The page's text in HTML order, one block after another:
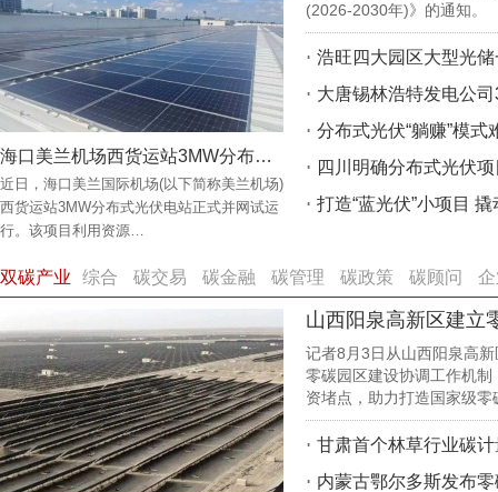
海口美兰机场西货运站3MW分布式光伏项目正式投运
近日，海口美兰国际机场(以下简称美兰机场)
西货运站3MW分布式光伏电站正式并网试运
行。该项目利用资源…
(2026-2030年)》的通知。
浩旺四大园区大型光
分布式光伏“躺赚”模式
四川明确分布式光伏
打造“蓝光伏”小项目
双碳产业 综合 碳交易 碳金融 碳管理 碳政策 碳顾问
山西阳泉高新区建立
记者8月3日从山西阳泉高
零碳园区建设协调工作机
资堵点，助力打造国家级
甘肃首个林草行业碳
内蒙古鄂尔多斯发布